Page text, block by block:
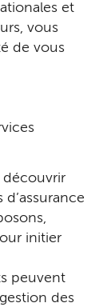
et
vous
de vous
découvrir
initier
peuvent
des